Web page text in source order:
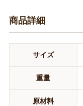
商品詳細
サイズ
重量
原材料